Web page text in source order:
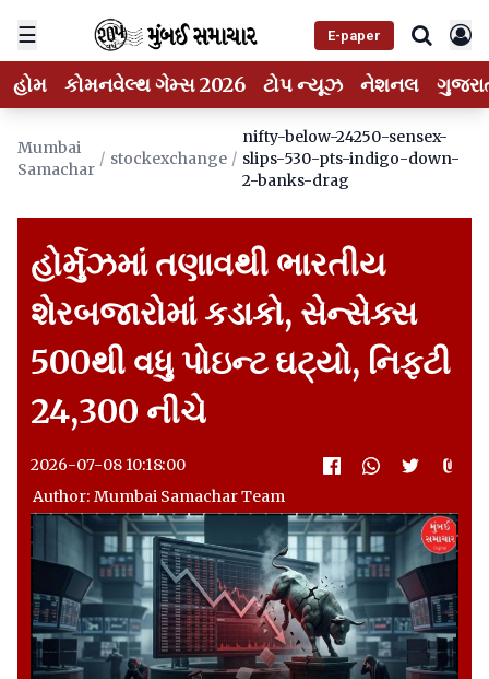
☰ E-paper
હોમ કોમનવેલ્થ ગેમ્સ 2026 ટોપ ન્યૂઝ નેશનલ
Mumbai
Samachar
/ stockexchange /
nifty-below-24250-sensex-
slips-530-pts-indigo-down-
2-banks-drag
હોર્મુઝમાં તણાવથી ભારતીય
શેરબજારોમાં કડાકો, સેન્સેક્સ
500થી વધુ પોઇન્ટ ઘટ્યો, નિફ્ટી
24,300 નીચે
2026-07-08 10:18:00
Author: Mumbai Samachar Team